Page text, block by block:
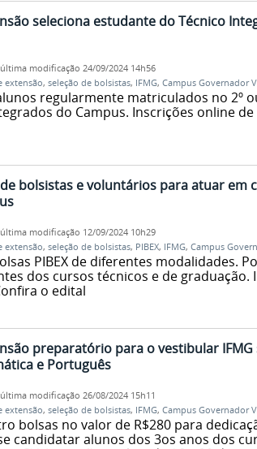
seleciona estudante do Técnico
última modificação 24/09/2024 14h56
extensão, seleção de bolsistas, IFMG, Campus Governador
regularmente matriculados no 2º
do Campus. Inscrições online de
bolsistas e voluntários para atuar em
última modificação 12/09/2024 10h29
extensão, seleção de bolsistas, PIBEX, IFMG, Campus
PIBEX de diferentes modalidades.
dos cursos técnicos e de graduação.
o edital
preparatório para o vestibular IFMG
e Português
última modificação 26/08/2024 15h11
extensão, seleção de bolsistas, IFMG, Campus Governador
bolsas no valor de R$280 para
candidatar alunos dos 3os anos dos